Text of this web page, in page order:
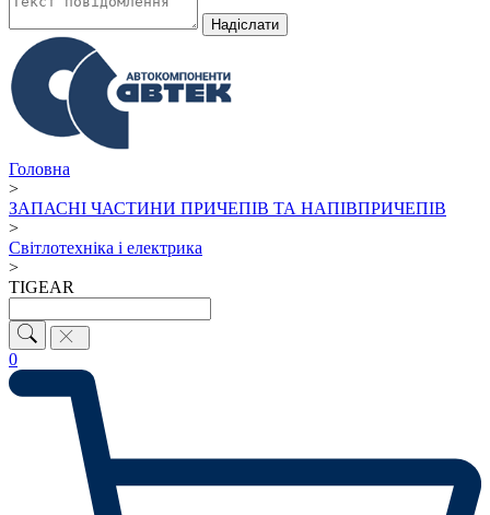
Надiслати
Головна
>
ЗАПАСНІ ЧАСТИНИ ПРИЧЕПІВ ТА НАПІВПРИЧЕПІВ
>
Світлотехніка і електрика
>
TIGEAR
0